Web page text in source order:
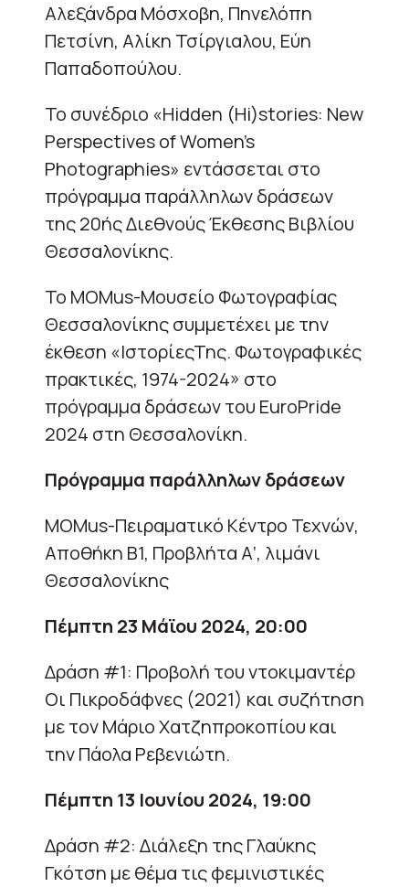
Αλεξάνδρα Μόσχοβη, Πηνελόπη
Πετσίνη, Αλίκη Τσίργιαλου, Εύη
Παπαδοπούλου.
Το συνέδριο «Hidden (Hi)stories: New
Perspectives of Women’s
Photographies» εντάσσεται στο
πρόγραμμα παράλληλων δράσεων
της 20ής Διεθνούς Έκθεσης Βιβλίου
Θεσσαλονίκης.
Το MOMus-Μουσείο Φωτογραφίας
Θεσσαλονίκης συμμετέχει με την
έκθεση «ΙστορίεςΤης. Φωτογραφικές
πρακτικές, 1974-2024» στο
πρόγραμμα δράσεων του EuroPride
2024 στη Θεσσαλονίκη.
Πρόγραμμα παράλληλων δράσεων
MOMus-Πειραματικό Κέντρο Τεχνών,
Αποθήκη Β1, Προβλήτα Α’, λιμάνι
Θεσσαλονίκης
Πέμπτη 23 Μάϊου 2024, 20:00
Δράση #1: Προβολή του ντοκιμαντέρ
Οι Πικροδάφνες (2021) και συζήτηση
με τον Μάριο Χατζηπροκοπίου και
την Πάολα Ρεβενιώτη.
Πέμπτη 13 Ιουνίου 2024, 19:00
Δράση #2: Διάλεξη της Γλαύκης
Γκότση με θέμα τις φεμινιστικές